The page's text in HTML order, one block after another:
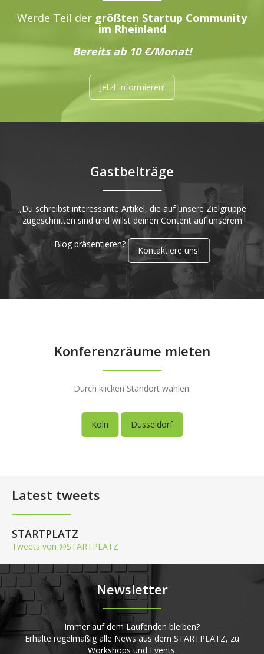
Werde Teil der größten Startup Community
im Rheinland
Bereits ab 10 €/Monat!
Jetzt informieren!
Gastbeiträge
„Du schreibst interessante Artikel, die auf unsere Zielgruppe
zugeschnitten sind und willst deinen Content auf unserem
Blog präsentieren?
Kontaktiere uns!
Konferenzräume mieten
Durch klicken Standort wählen.
Köln Düsseldorf
Latest tweets
STARTPLATZ
Tweets von @STARTPLATZ
Newsletter
Immer auf dem Laufenden bleiben?
Erhalte regelmäßig alle News aus dem STARTPLATZ, zu
Workshops und Events.